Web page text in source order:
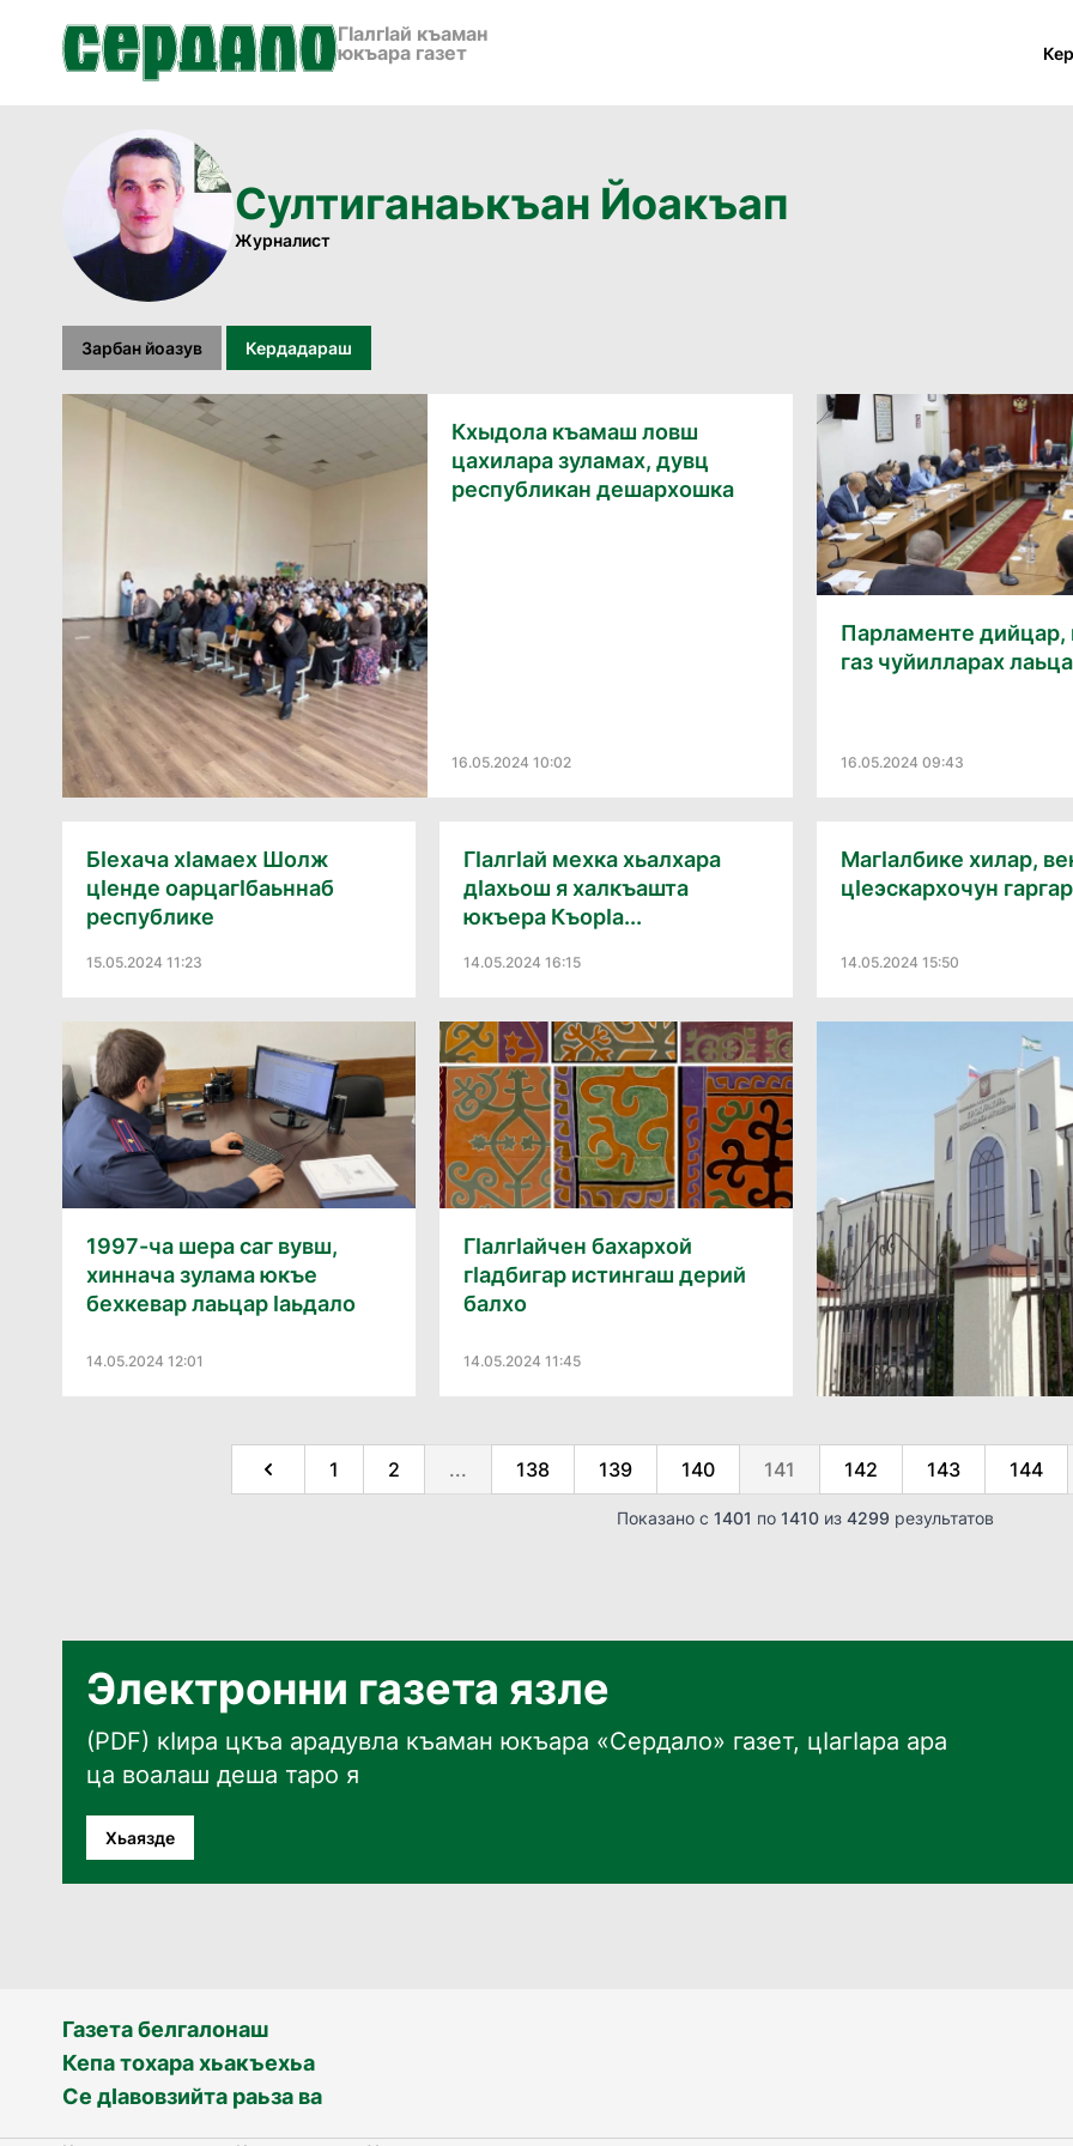
ГӀалгӀай къаман
юкъара газет
Султиганаькъан Йоакъап
Журналист
Зарбан йоазув Кердадараш
Кхыдола къамаш ловш
цахилара зуламах, дувц
республикан дешархошка
16.05.2024 10:02
Парламенте дийцар,
газ чуйилларах лаьца
16.05.2024 09:43
БӀехача хӀамаех Шолж
цӀенде оарцагӀбаьннаб
республике
15.05.2024 11:23
ГӀалгӀай мехка хьалхара
дӀахьош я халкъашта
юкъера КъорӀа...
14.05.2024 16:15
МагӀалбике хилар,
цӀеэскархочун
14.05.2024 15:50
1997-ча шера саг вувш,
хиннача зулама юкъе
бехкевар лаьцар Ӏаьдало
14.05.2024 12:01
ГӀалгӀайчен бахархой
гӀадбигар истингаш дерий
балхо
14.05.2024 11:45
1 2 ... 138 139 140 141 142 143 144
Показано с 1401 по 1410из 4299 результатов
Электронни газета язле
(PDF) кӀира цкъа арадувла къаман юкъара «Сердало» газет, цӀагӀара ара
ца воалаш деша таро я
Хьаязде
Газета белгалонаш
Кепа тохара хьакъехьа
Се дӀавовзийта раьза ва